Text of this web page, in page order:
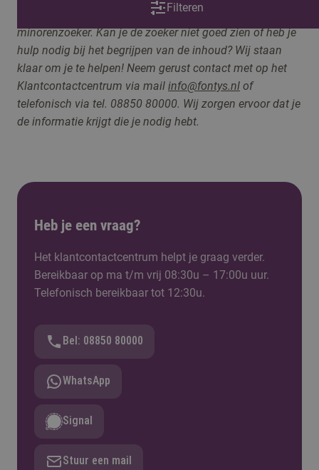
Filteren
Op deze pagina maken we gebruik van de
minorenzoeker. Kan je de zoeker niet goed zien of heb je
hulp nodig bij het begrijpen van de inhoud? Wij staan
klaar om je te helpen! Neem gerust contact met op het
Klantcontactcentrum via mail info@fontys.nl of
telefonisch via tel. 08850 80000. Wij zorgen ervoor dat je
de informatie krijgt die je nodig hebt.
Heb je een vraag?
Het klantcontactcentrum helpt je graag verder.
Bereikbaar op ma t/m vrij 08:30u – 17:00u uur.
Telefonisch bereikbaar tot 12:30u.
Bel: 08850 80000
WhatsApp
Signal
Stuur een mail